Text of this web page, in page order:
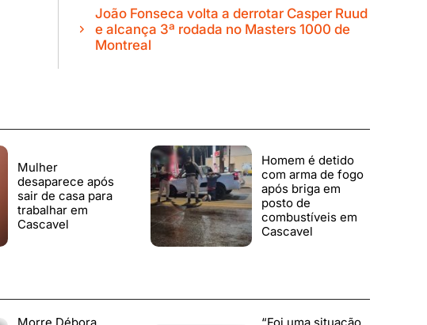
João Fonseca volta a derrotar Casper Ruud
e alcança 3ª rodada no Masters 1000 de
Montreal
Mulher
desaparece após
sair de casa para
trabalhar em
Cascavel
Homem é detido
com arma de fogo
após briga em
posto de
combustíveis em
Cascavel